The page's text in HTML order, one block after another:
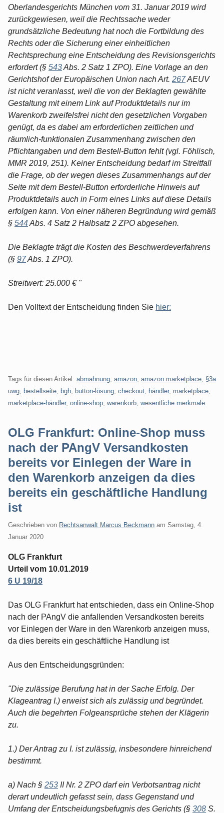
Oberlandesgerichts München vom 31. Januar 2019 wird
zurückgewiesen, weil die Rechtssache weder
grundsätzliche Bedeutung hat noch die Fortbildung des
Rechts oder die Sicherung einer einheitlichen
Rechtsprechung eine Entscheidung des Revisionsgerichts
erfordert (§ 543Abs. 2 Satz 1 ZPO). Eine Vorlage an den
Gerichtshof der Europäischen Union nach Art. 267AEUV
ist nicht veranlasst, weil die von der Beklagten gewählte
Gestaltung mit einem Link auf Produktdetails nur im
Warenkorb zweifelsfrei nicht den gesetzlichen Vorgaben
genügt, da es dabei am erforderlichen zeitlichen und
räumlich-funktionalen Zusammenhang zwischen den
Pflichtangaben und dem Bestell-Button fehlt (vgl. Föhlisch,
MMR 2019, 251). Keiner Entscheidung bedarf im Streitfall
die Frage, ob der wegen dieses Zusammenhangs auf der
Seite mit dem Bestell-Button erforderliche Hinweis auf
Produktdetails auch in Form eines Links auf diese Details
erfolgen kann. Von einer näheren Begründung wird gemäß
§ 544Abs. 4 Satz 2 Halbsatz 2 ZPO abgesehen.
Die Beklagte trägt die Kosten des Beschwerdeverfahrens
(§ 97Abs. 1 ZPO).
Streitwert: 25.000 € "
Den Volltext der Entscheidung finden Sie hier:
Tags für diesen Artikel: abmahnung amazon amazon marketplace §3a
uwg
bestellseite bgh button-lösung checkout händler, marketplace
marketplace-händler, online-shop warenkorb wesentliche merkmale
OLG Frankfurt: Online-Shop muss
nach der PAngV Versandkosten
bereits vor Einlegen der Ware in
den Warenkorb anzeigen da dies
bereits ein geschäftliche Handlung
ist
Geschrieben von Rechtsanwalt Marcus Beckmann am Samstag, 4.
Januar 2020
OLG Frankfurt
Urteil vom 10.01.2019
6 U 19/18
Das OLG Frankfurt hat entschieden, dass ein Online-Shop
nach der PAngV die anfallenden Versandkosten bereits
vor Einlegen der Ware in den Warenkorb anzeigen muss,
da dies bereits ein geschäftliche Handlung ist
Aus den Entscheidungsgründen:
"Die zulässige Berufung hat in der Sache Erfolg. Der
Klageantrag I.) erweist sich als zulässig und begründet.
Auch die begehrten Folgeansprüche stehen der Klägerin
zu.
1.) Der Antrag zu I. ist zulässig, insbesondere hinreichend
bestimmt.
a) Nach § 253 II Nr. 2 ZPO darf ein Verbotsantrag nicht
derart undeutlich gefasst sein, dass Gegenstand und
Umfang der Entscheidungsbefugnis des Gerichts (§ 308 S.